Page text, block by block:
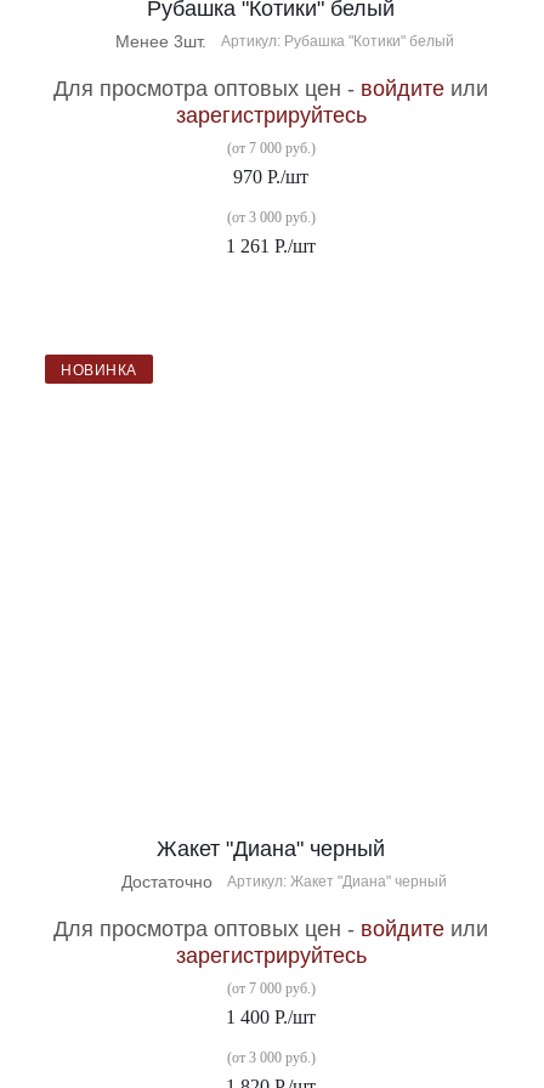
Рубашка "Котики" белый
Менее 3шт. Артикул: Рубашка "Котики" белый
Для просмотра оптовых цен - войдите или
зарегистрируйтесь
(от 7 000 руб.)
970 Р./шт
(от 3 000 руб.)
1 261 Р./шт
НОВИНКА
Жакет "Диана" черный
Достаточно Артикул: Жакет "Диана" черный
Для просмотра оптовых цен - войдите или
зарегистрируйтесь
(от 7 000 руб.)
1 400 Р./шт
(от 3 000 руб.)